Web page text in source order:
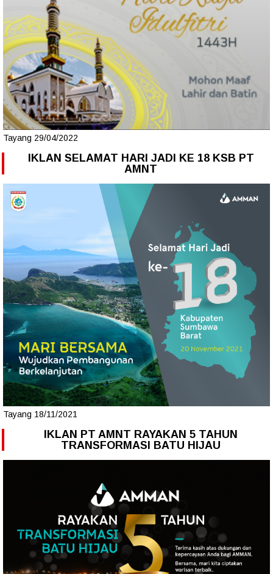
Tayang 29/04/2022
IKLAN SELAMAT HARI JADI KE 18 KSB PT
AMNT
Tayang 18/11/2021
IKLAN PT AMNT RAYAKAN 5 TAHUN
TRANSFORMASI BATU HIJAU